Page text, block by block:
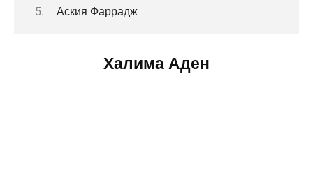
Аския Фаррадж
Халима Аден